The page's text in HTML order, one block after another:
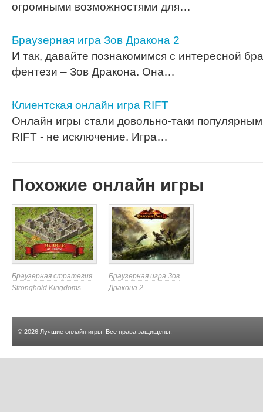
огромными возможностями для…
Браузерная игра Зов Дракона 2
И так, давайте познакомимся с интересной
фентези – Зов Дракона. Она…
Клиентская онлайн игра RIFT
Онлайн игры стали довольно-таки
RIFT - не исключение. Игра…
Похожие онлайн игры
Браузерная стратегия
Stronghold Kingdoms
Браузерная игра Зов
Дракона 2
© 2026 Лучшие онлайн игры . Все права защищены.